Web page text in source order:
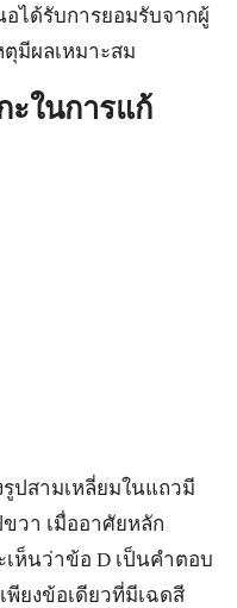
อได้รับการยอมรับจากผู้
มีผลเหมาะสม
ะในการแก้
ปสามเหลี่ยมในแถวมี
วา เมื่ออาศัยหลัก
ห็นว่าข้อ D เป็นคำตอบ
พียงข้อเดียวที่มีเฉดสี